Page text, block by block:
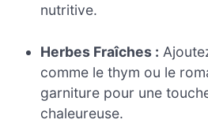
nutritive.
Herbes Fraîches :
comme le thym ou le
garniture pour une
chaleureuse.